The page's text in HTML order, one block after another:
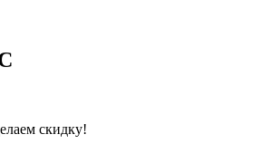
скидку!